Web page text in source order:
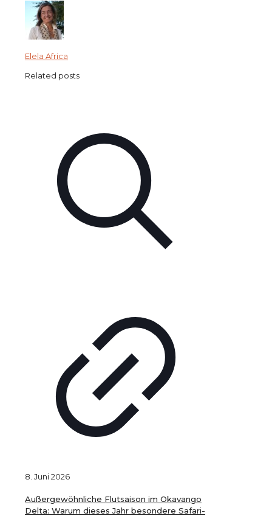
Elela Africa
Related posts
8. Juni 2026
Außergewöhnliche Flutsaison im Okavango
Delta: Warum dieses Jahr besondere Safari-